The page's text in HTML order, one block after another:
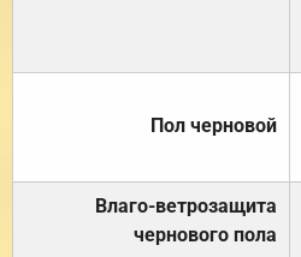
Пол черновой
Влаго-ветрозащита
чернового пола